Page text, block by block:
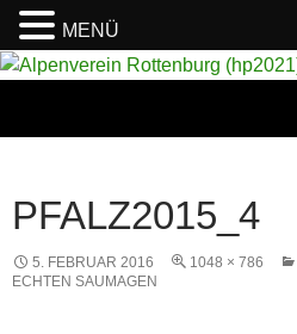
PFALZ2015_4
5. FEBRUAR 2016 1048 × 786
ECHTEN SAUMAGEN
MENÜ